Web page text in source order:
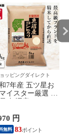
ッピングダイレクト
7年産 五ツ星お
イスター厳選 新
め買い 田中米穀
HACCP認定の高
管理 白米 精米
円
無料 83